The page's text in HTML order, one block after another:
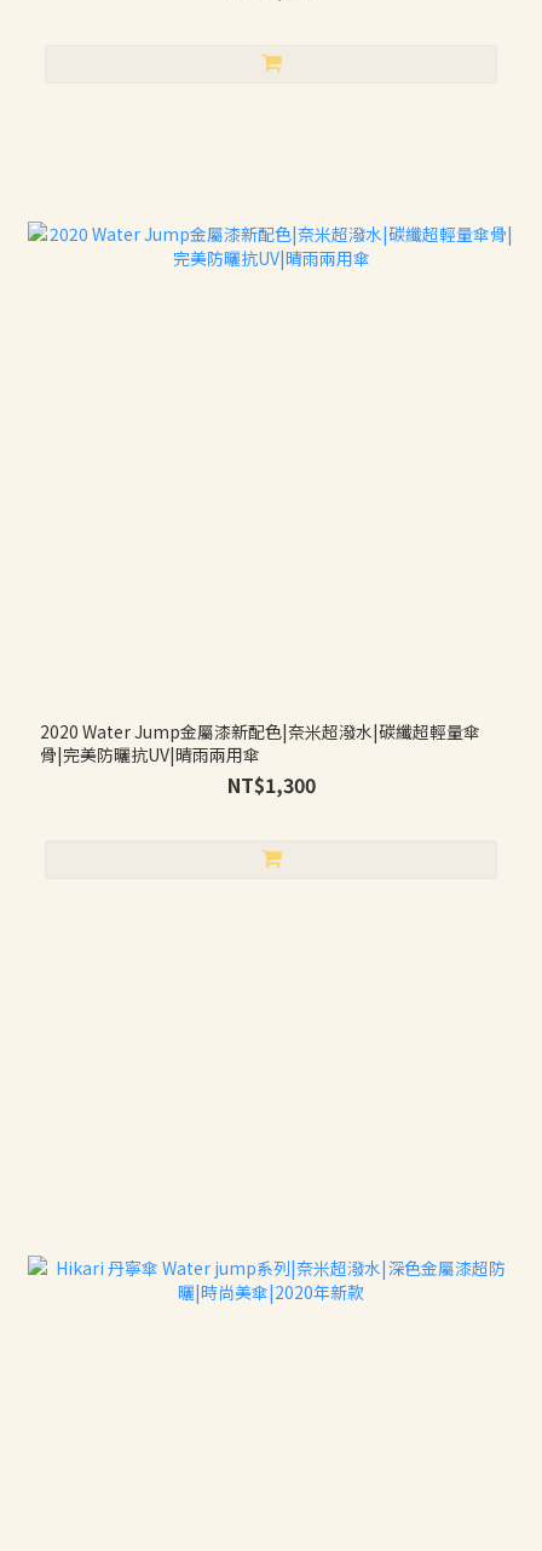
2020 Water Jump金屬漆新配色|奈米超潑水|碳纖超輕量傘
骨|完美防曬抗UV|晴雨兩用傘
NT$1,300